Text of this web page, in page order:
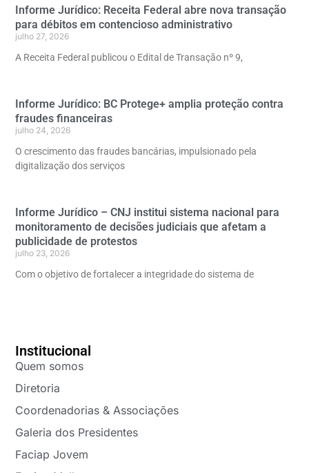
Informe Jurídico: Receita Federal abre nova transação
para débitos em contencioso administrativo
julho 27, 2026
A Receita Federal publicou o Edital de Transação nº 9,
Informe Jurídico: BC Protege+ amplia proteção contra
fraudes financeiras
julho 24, 2026
O crescimento das fraudes bancárias, impulsionado pela
digitalização dos serviços
Informe Jurídico – CNJ institui sistema nacional para
monitoramento de decisões judiciais que afetam a
publicidade de protestos
julho 23, 2026
Com o objetivo de fortalecer a integridade do sistema de
Institucional
Quem somos
Diretoria
Coordenadorias & Associações
Galeria dos Presidentes
Faciap Jovem